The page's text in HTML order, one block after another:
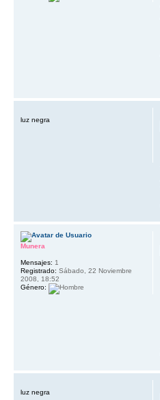
luz negra
Munera
Mensajes: 1
Registrado: Sábado, 22 Noviembre
2008, 18:52
Género:
luz negra